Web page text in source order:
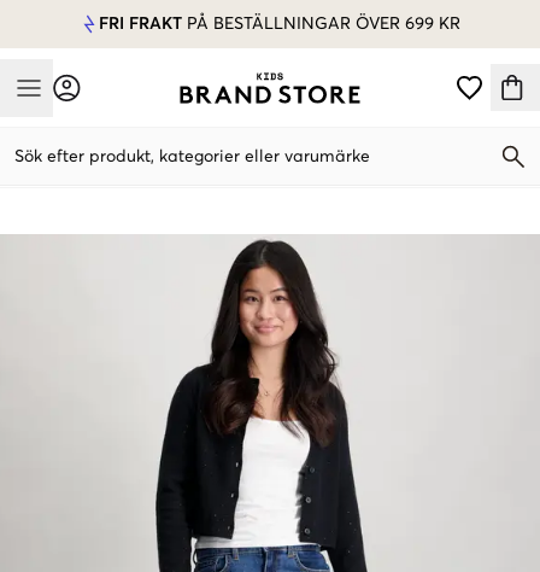
FRI FRAKT PÅ BESTÄLLNINGAR ÖVER 699 KR
Mobile Menu
Sök efter produkt, kategorier eller varumärke